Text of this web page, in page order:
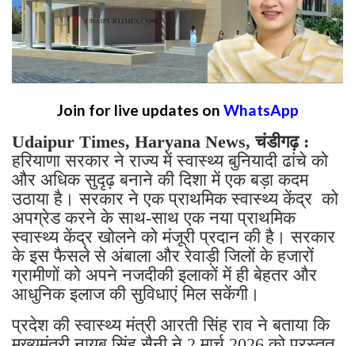
Join for live updates on WhatsApp
Udaipur Times, Haryana News, चंडीगढ़ :
हरियाणा सरकार ने राज्य में स्वास्थ्य बुनियादी ढांचे को
और अधिक सुदृढ़ बनाने की दिशा में एक बड़ा कदम
उठाया है। सरकार ने एक प्राथमिक स्वास्थ्य केंद्र को
अपग्रेड करने के साथ-साथ एक नया प्राथमिक
स्वास्थ्य केंद्र खोलने को मंजूरी प्रदान की है। सरकार
के इस फैसले से अंबाला और रेवाड़ी जिलों के हजारों
ग्रामीणों को अपने नजदीकी इलाकों में ही बेहतर और
आधुनिक इलाज की सुविधाएं मिल सकेंगी।
प्रदेश की स्वास्थ्य मंत्री आरती सिंह राव ने बताया कि